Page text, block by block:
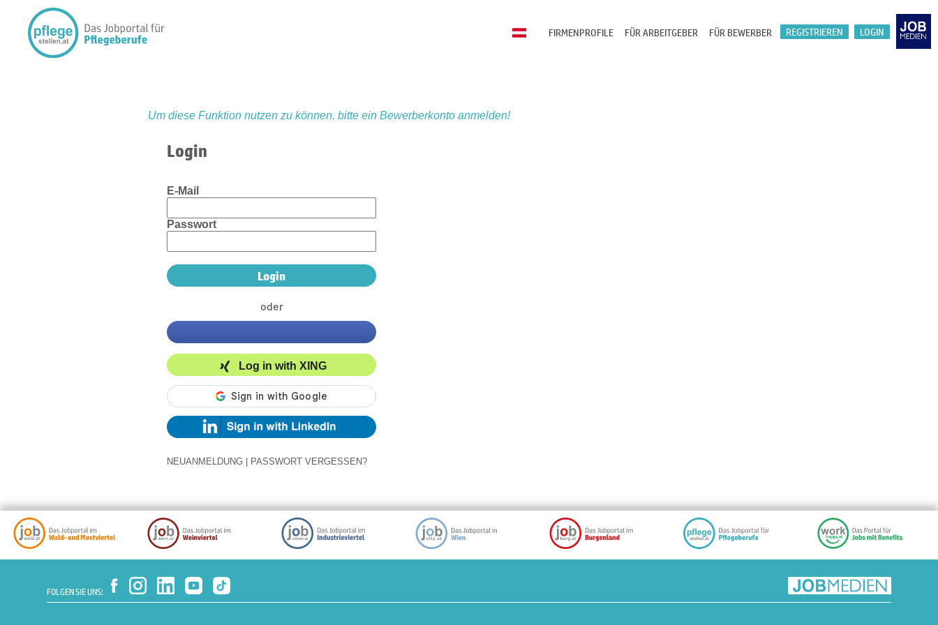
LOGIN
REGISTRIEREN
FÜR BEWERBER
FÜR ARBEITGEBER
FIRMENPROFILE
Um diese Funktion nutzen zu können, bitte ein Bewerberkonto anmelden!
Login
E-Mail
Passwort
oder
Log in with XING
NEUANMELDUNG PASSWORT VERGESSEN?
FOLGEN SIE UNS: